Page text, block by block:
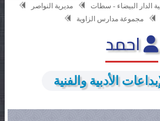
الدار البيضاء - سطات
مديرية النواصر
مجموعة مدارس الزاوية
احمد
الأدبية والفنية